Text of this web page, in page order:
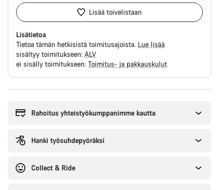
Lisää toivelistaan
Lisätietoa
Tietoa tämän hetkisistä toimitusajoista. Lue lisää
sisältyy toimitukseen: ALV
ei sisälly toimitukseen: Toimitus- ja pakkauskulut
Rahoitus yhteistyökumppanimme kautta
Hanki työsuhdepyöräksi
Collect & Ride